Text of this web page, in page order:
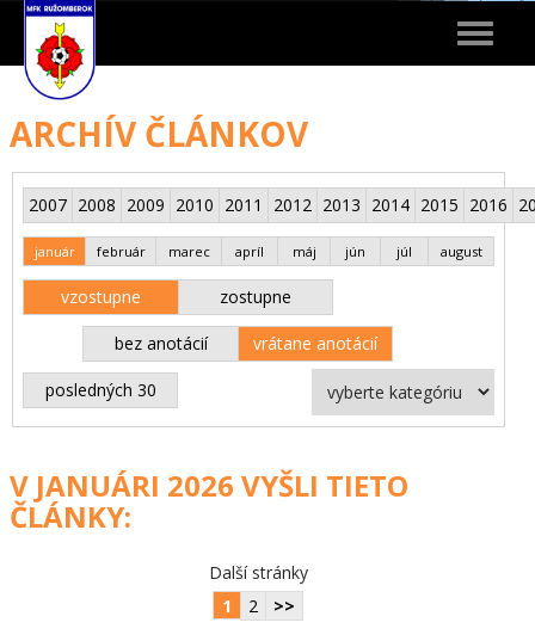
Toggle
ARCHÍV ČLÁNKOV
2007 2008 2009 2010 2011 2012 2013 2014 2015 2016
január február marec apríl máj jún júl august
vzostupne zostupne
bez anotácií vrátane anotácií
posledných 30
V JANUÁRI 2026 VYŠLI TIETO
ČLÁNKY:
Další stránky
1
2 >>